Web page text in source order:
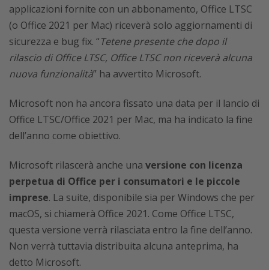
applicazioni fornite con un abbonamento, Office LTSC
(o Office 2021 per Mac) riceverà solo aggiornamenti di
sicurezza e bug fix. “Tetene presente che dopo il
rilascio di Office LTSC, Office LTSC non riceverà alcuna
nuova funzionalità” ha avvertito Microsoft.
Microsoft non ha ancora fissato una data per il lancio di
Office LTSC/Office 2021 per Mac, ma ha indicato la fine
dell’anno come obiettivo.
Microsoft rilascerà anche una versione con licenza
perpetua di Office per i consumatori e le piccole
imprese. La suite, disponibile sia per Windows che per
macOS, si chiamerà Office 2021. Come Office LTSC,
questa versione verrà rilasciata entro la fine dell’anno.
Non verrà tuttavia distribuita alcuna anteprima, ha
detto Microsoft.